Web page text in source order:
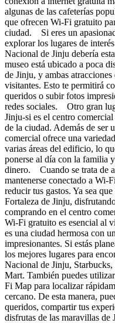
algunas de las cafeterías
que ofrecen Wi-Fi gratuito
ciudad. Si eres un
explorar los lugares de
Nacional de Jinju debería
museo está ubicado a poca
de Jinju, y ambas
visitantes. Esto te permitirá
queridos o subir fotos
redes sociales. Otro gran
Jinju-si es el centro
de la ciudad. Además de ser
comercial ofrece una
varias áreas del edificio, lo
ponerse al día con la familia
dinero. Cuando se trata de
mantenerse conectado a Wi-
reducir tus gastos. Ya sea
Fortaleza de Jinju,
comprando en el centro
Wi-Fi gratuito es esencial al
es una ciudad hermosa con
impresionantes. Si estás
los mejores lugares para
Nacional de Jinju,
Mart. También puedes
Fi Map para localizar
cercano. De esta manera,
queridos, compartir tus
disfrutas de las maravillas de